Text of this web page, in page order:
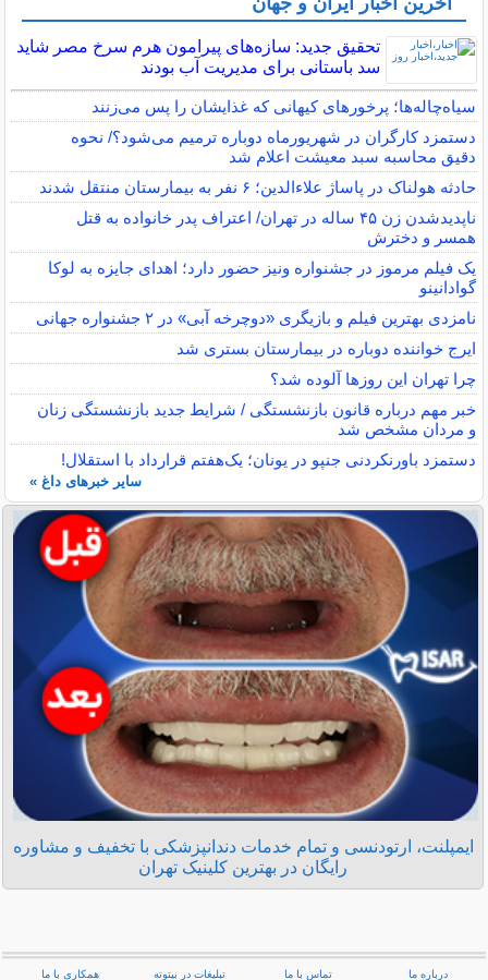
تحقیق جدید: سازه‌های پیرامون هرم سرخ مصر شاید
سد باستانی برای مدیریت آب بودند
سیاه‌چاله‌ها؛ پرخورهای کیهانی که غذایشان را پس می‌زنند
دستمزد کارگران در شهریورماه دوباره ترمیم می‌شود؟/ نحوه
دقیق محاسبه سبد معیشت اعلام شد
حادثه هولناک در پاساژ علاءالدین؛ ۶ نفر به بیمارستان منتقل شدند
ناپدیدشدن زن ۴۵ ساله در تهران/ اعتراف پدر خانواده به قتل
همسر و دخترش
یک فیلم مرموز در جشنواره ونیز حضور دارد؛ اهدای جایزه به لوکا
گوادانینو
نامزدی بهترین فیلم و بازیگری «دوچرخه آبی» در ۲ جشنواره جهانی
ایرج خواننده دوباره در بیمارستان بستری شد
چرا تهران این روزها آلوده شد؟
خبر مهم درباره قانون بازنشستگی / شرایط جدید بازنشستگی زنان
و مردان مشخص شد
دستمزد باورنکردنی جنپو در یونان؛ یک‌هفتم قرارداد با استقلال!
سایر خبرهای داغ »
ایمپلنت، ارتودنسی و تمام خدمات دندانپزشکی با تخفیف و مشاوره
رایگان در بهترین کلینیک تهران
درباره ما تماس با ما تبلیغات در بیتوته همکاری با ما